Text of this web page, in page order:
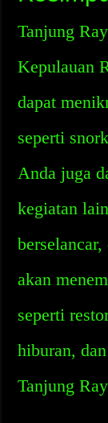
Tanjung
Kepulauan
dapat
seperti
Anda juga
kegiatan
akan
seperti
hiburan,
Tanjung